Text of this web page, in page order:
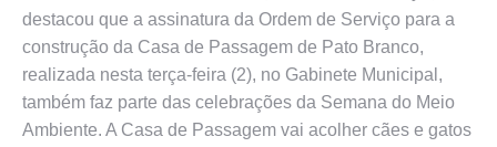
destacou que a assinatura da Ordem de Serviço para a
construção da Casa de Passagem de Pato Branco,
realizada nesta terça-feira (2), no Gabinete Municipal,
também faz parte das celebrações da Semana do Meio
Ambiente. A Casa de Passagem vai acolher cães e gatos